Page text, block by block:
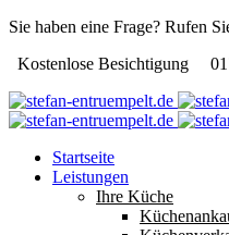
Sie haben eine Frage? Rufen
Kostenlose Besichtigung
Startseite
Leistungen
Ihre Küche